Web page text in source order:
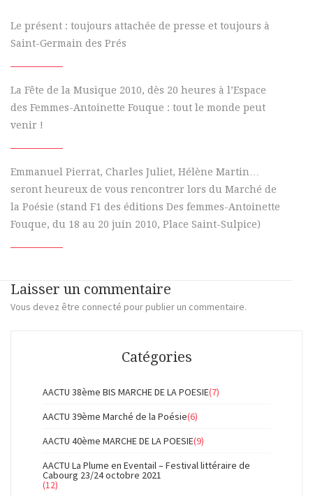
Le présent : toujours attachée de presse et toujours à
Saint-Germain des Prés
La Fête de la Musique 2010, dès 20 heures à l’Espace
des Femmes-Antoinette Fouque : tout le monde peut
venir !
Emmanuel Pierrat, Charles Juliet, Hélène Martin…
seront heureux de vous rencontrer lors du Marché de
la Poésie (stand F1 des éditions Des femmes-Antoinette
Fouque, du 18 au 20 juin 2010, Place Saint-Sulpice)
Laisser un commentaire
Vous devez être connecté pour publier un commentaire.
Catégories
AACTU 38ème BIS MARCHE DE LA POESIE(7)
AACTU 39ème Marché de la Poésie(6)
AACTU 40ème MARCHE DE LA POESIE(9)
AACTU La Plume en Eventail – Festival littéraire de
Cabourg 23/24 octobre 2021
(12)